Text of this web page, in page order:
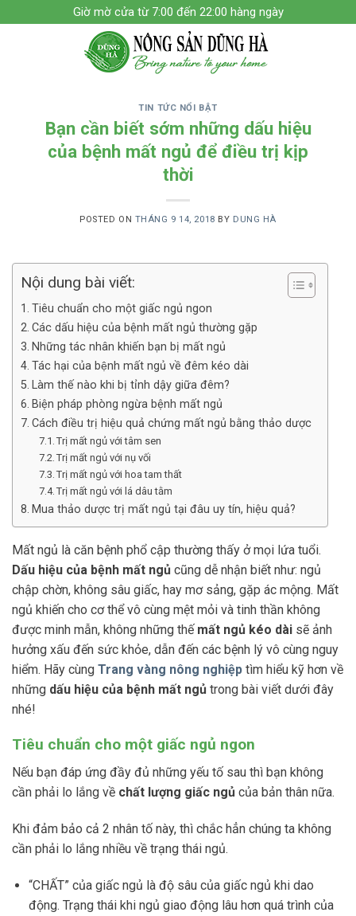
to
Giờ mờ cửa từ 7:00 đến 22:00 hàng ngày
TIN TỨC NỔI BẬT
Bạn cần biết sớm những dấu hiệu
của bệnh mất ngủ để điều trị kịp
thời
POSTED ON THÁNG 9 14, 2018 BY DUNG HÀ
Nội dung bài viết:
Tiêu chuẩn cho một giấc ngủ ngon
Các dấu hiệu của bệnh mất ngủ thường gặp
Những tác nhân khiến bạn bị mất ngủ
Tác hại của bệnh mất ngủ về đêm kéo dài
Làm thế nào khi bị tỉnh dậy giữa đêm?
Biện pháp phòng ngừa bệnh mất ngủ
Cách điều trị hiệu quả chứng mất ngủ bằng thảo dược
Trị mất ngủ với tâm sen
Trị mất ngủ với nụ vối
Trị mất ngủ với hoa tam thất
Trị mất ngủ với lá dâu tằm
Mua thảo dược trị mất ngủ tại đâu uy tín, hiệu quả?
Mất ngủ là căn bệnh phổ cập thường thấy ở mọi lứa tuổi.
Dấu hiệu của bệnh mất ngủ cũng dễ nhận biết như: ngủ
chập chờn, không sâu giấc, hay mơ sảng, gặp ác mộng. Mất
ngủ khiến cho cơ thể vô cùng mệt mỏi và tinh thần không
được minh mẫn, không những thế mất ngủ kéo dài sẽ ảnh
hưởng xấu đến sức khỏe, dẫn đến các bệnh lý vô cùng nguy
hiểm. Hãy cùng Trang vàng nông nghiệp tìm hiểu kỹ hơn về
những dấu hiệu của bệnh mất ngủ trong bài viết dưới đây
nhé!
Tiêu chuẩn cho một giấc ngủ ngon
Nếu bạn đáp ứng đầy đủ những yếu tố sau thì bạn không
cần phải lo lắng về chất lượng giấc ngủ của bản thân nữa.
Khi đảm bảo cả 2 nhân tố này, thì chắc hẳn chúng ta không
cần phải lo lắng nhiều về trạng thái ngủ.
“CHẤT” của giấc ngủ là độ sâu của giấc ngủ khi dao
động. Trạng thái khi ngủ giao động lâu hơn quá trình của